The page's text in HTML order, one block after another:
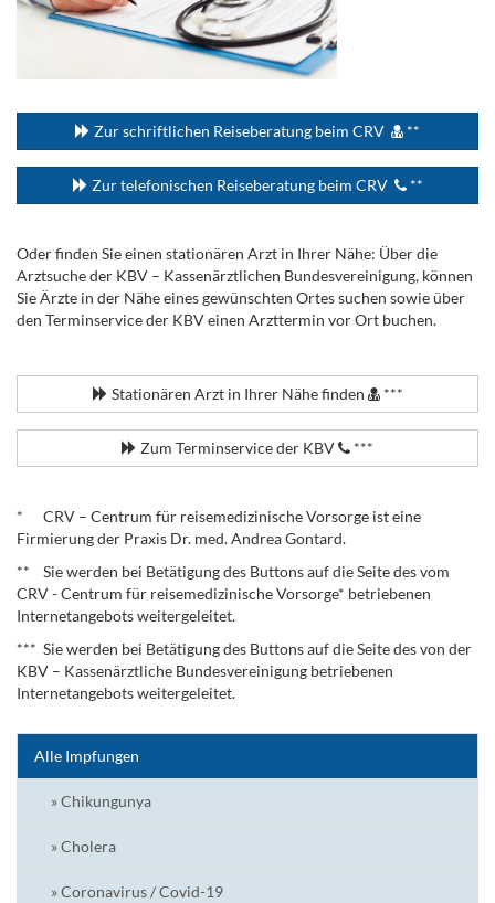
Zur schriftlichen Reiseberatung beim CRV **
Zur telefonischen Reiseberatung beim CRV **
Oder finden Sie einen stationären Arzt in Ihrer Nähe: Über die
Arztsuche der KBV – Kassenärztlichen Bundesvereinigung, können
Sie Ärzte in der Nähe eines gewünschten Ortes suchen sowie über
den Terminservice der KBV einen Arzttermin vor Ort buchen.
Stationären Arzt in Ihrer Nähe finden ***
Zum Terminservice der KBV ***
* CRV – Centrum für reisemedizinische Vorsorge ist eine
Firmierung der Praxis Dr. med. Andrea Gontard.
** Sie werden bei Betätigung des Buttons auf die Seite des vom
CRV - Centrum für reisemedizinische Vorsorge* betriebenen
Internetangebots weitergeleitet.
*** Sie werden bei Betätigung des Buttons auf die Seite des von der
KBV – Kassenärztliche Bundesvereinigung betriebenen
Internetangebots weitergeleitet.
Alle Impfungen
» Chikungunya
» Cholera
» Coronavirus / Covid-19